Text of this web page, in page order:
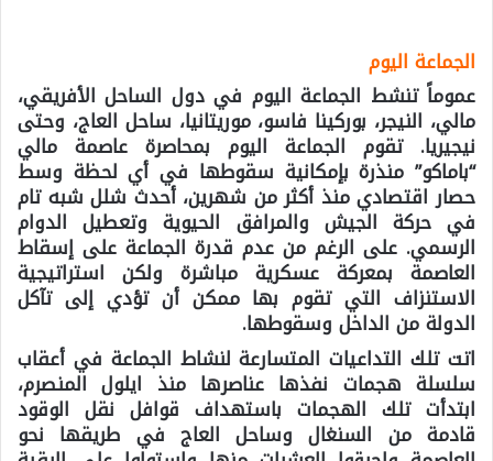
الجماعة اليوم
عموماً تنشط الجماعة اليوم في دول الساحل الأفريقي،
مالي، النيجر، بوركينا فاسو، موريتانيا، ساحل العاج، وحتى
نيجيريا. تقوم الجماعة اليوم بمحاصرة عاصمة مالي
“باماكو” منذرة بإمكانية سقوطها في أي لحظة وسط
حصار اقتصادي منذ أكثر من شهرين، أحدث شلل شبه تام
في حركة الجيش والمرافق الحيوية وتعطيل الدوام
الرسمي. على الرغم من عدم قدرة الجماعة على إسقاط
العاصمة بمعركة عسكرية مباشرة ولكن استراتيجية
الاستنزاف التي تقوم بها ممكن أن تؤدي إلى تآكل
الدولة من الداخل وسقوطها.
اتت تلك التداعيات المتسارعة لنشاط الجماعة في أعقاب
سلسلة هجمات نفذها عناصرها منذ ايلول المنصرم،
ابتدأت تلك الهجمات باستهداف قوافل نقل الوقود
قادمة من السنغال وساحل العاج في طريقها نحو